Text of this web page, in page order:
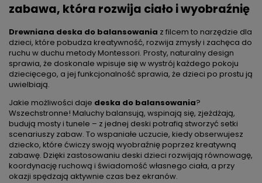
zabawa, która rozwija ciało i wyobraźnię
Drewniana deska do balansowania z filcem to narzędzie dla
dzieci, które pobudza kreatywność, rozwija zmysły i zachęca do
ruchu w duchu metody Montessori. Prosty, naturalny design
sprawia, że doskonale wpisuje się w wystrój każdego pokoju
dziecięcego, a jej funkcjonalność sprawia, że dzieci po prostu ją
uwielbiają.
Jakie możliwości daje deska do balansowania?
Wszechstronne! Maluchy balansują, wspinają się, zjeżdżają,
budują mosty i tunele – z jednej deski potrafią stworzyć setki
scenariuszy zabaw. To wspaniałe uczucie, kiedy obserwujesz
dziecko, które ćwiczy swoją wyobraźnię poprzez kreatywną
zabawę. Dzięki zastosowaniu deski dzieci rozwijają równowagę,
koordynację ruchową i świadomość własnego ciała, a przy
okazji spędzają aktywnie czas bez ekranów.